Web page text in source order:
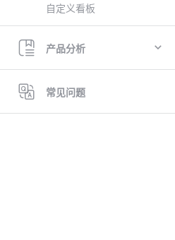
自定义看板
产品分析
常见问题